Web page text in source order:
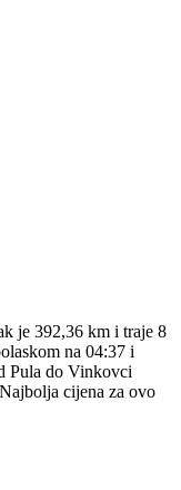
je 392,36 km i traje 8
na 04:37 i
Pula do Vinkovci
cijena za ovo